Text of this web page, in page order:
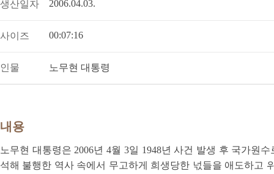
생산일자 2006.04.03.
사이즈 00:07:16
인물 노무현 대통령
내용
노무현 대통령은 2006년 4월 3일 1948년 사건 발생 후 국가원
석해 불행한 역사 속에서 무고하게 희생당한 넋들을 애도하고